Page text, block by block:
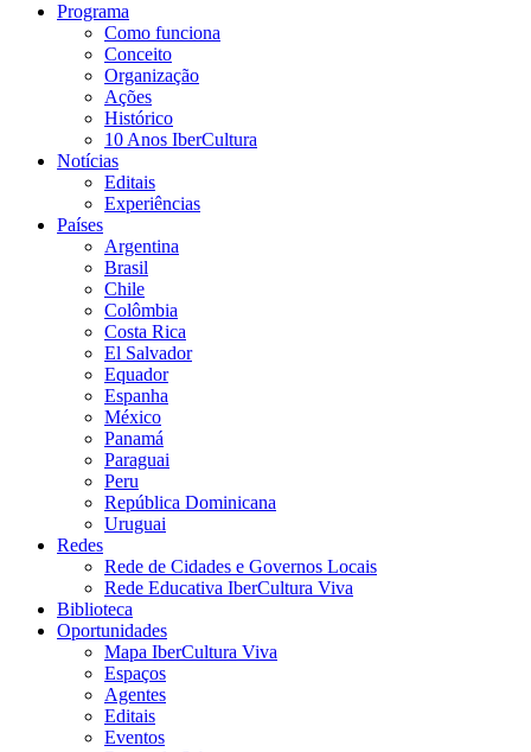
Programa
Como funciona
Conceito
Organização
Ações
Histórico
10 Anos IberCultura
Notícias
Editais
Experiências
Países
Argentina
Brasil
Chile
Colômbia
Costa Rica
El Salvador
Equador
Espanha
México
Panamá
Paraguai
Peru
República Dominicana
Uruguai
Redes
Rede de Cidades e Governos Locais
Rede Educativa IberCultura Viva
Biblioteca
Oportunidades
Mapa IberCultura Viva
Espaços
Agentes
Editais
Eventos